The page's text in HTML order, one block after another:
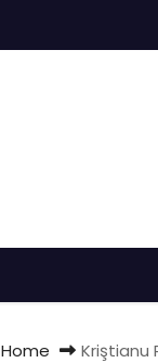
Home Kriştianu